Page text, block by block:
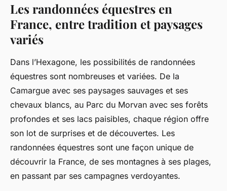
Les randonnées équestres en
France, entre tradition et paysages
variés
Dans l’Hexagone, les possibilités de randonnées
équestres sont nombreuses et variées. De la
Camargue avec ses paysages sauvages et ses
chevaux blancs, au Parc du Morvan avec ses forêts
profondes et ses lacs paisibles, chaque région offre
son lot de surprises et de découvertes. Les
randonnées équestres sont une façon unique de
découvrir la France, de ses montagnes à ses plages,
en passant par ses campagnes verdoyantes.